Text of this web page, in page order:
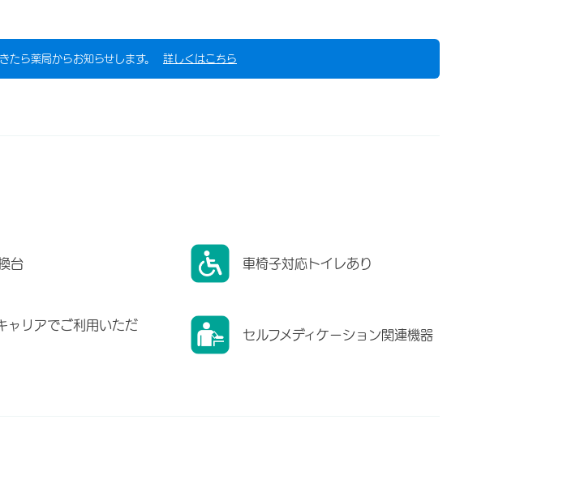
たら薬局からお知らせします。 詳しくはこちら
台 車椅子対応トイレあり
ャリアでご利用いただ
セルフメディケーション関連機器